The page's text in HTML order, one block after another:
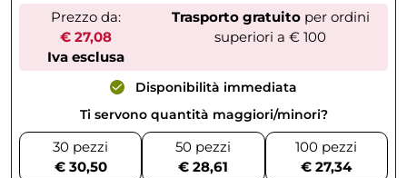
Prezzo da:
€ 27,08
Iva esclusa
Trasporto gratuitoper ordini
superiori a € 100
Disponibilità immediata
Ti servono quantità maggiori/minori?
30 pezzi
€ 30,50
50 pezzi
€ 28,61
100 pezzi
€ 27,34